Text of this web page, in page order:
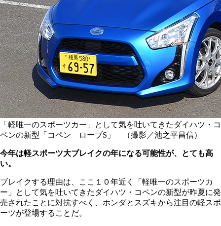
「軽唯一のスポーツカー」として気を吐いてきたダイハツ・コ
ペンの新型「コペン ローブS」 （撮影／池之平昌信）
今年は軽スポーツ大ブレイクの年になる可能性が、とても高
い。
ブレイクする理由は、ここ１０年近く「軽唯一のスポーツカ
ー」として気を吐いてきたダイハツ・コペンの新型が昨夏に発
売されたことに対抗すべく、ホンダとスズキから注目の軽スポ
ーツが登場することだ。